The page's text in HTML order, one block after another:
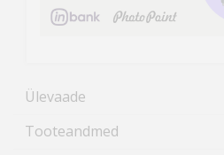
Ülevaade
Tooteandmed